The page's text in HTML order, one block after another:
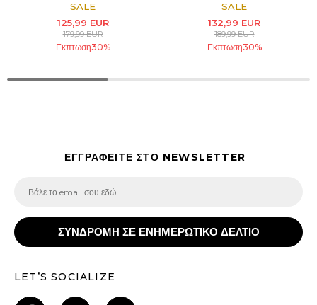
SALE
125,99 EUR
179,99EUR
Εκπτωση30%
SALE
132,99 EUR
189,99EUR
Εκπτωση30%
ΕΓΓΡΑΦΕΙΤΕ ΣΤΟ NEWSLETTER
ΣΥΝΔΡΟΜΗ ΣΕ ΕΝΗΜΕΡΩΤΙΚΟ ΔΕΛΤΙΟ
LET’S SOCIALIZE